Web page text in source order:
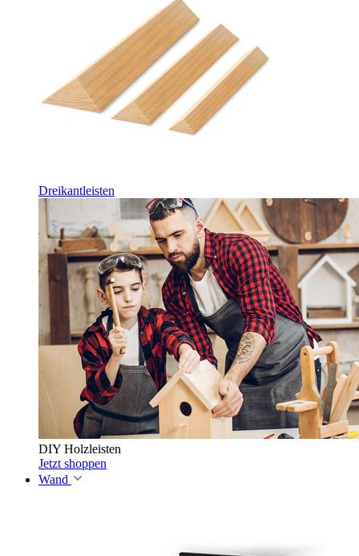
Dreikantleisten
DIY Holzleisten
Jetzt shoppen
Wand